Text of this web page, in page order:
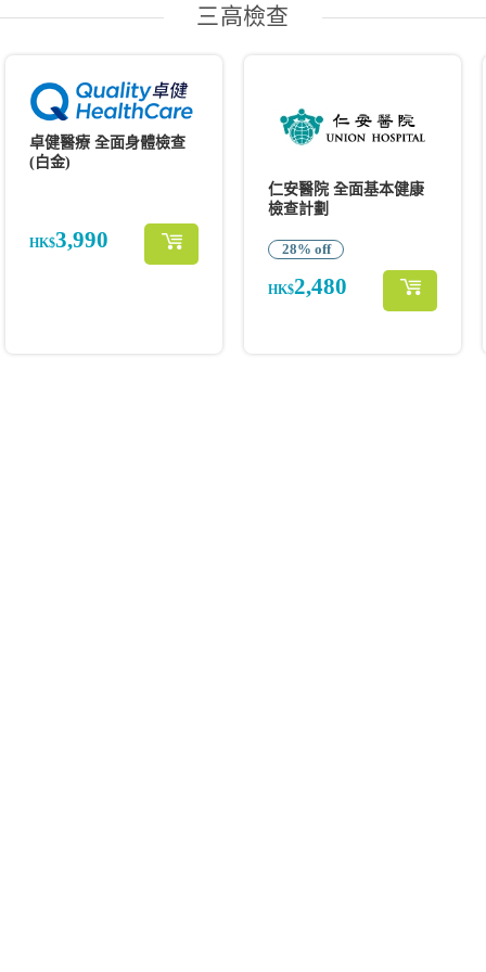
三高檢查
卓健醫療 全面身體檢查
(白金)
HK$3,990
仁安醫院 全面基本健康
檢查計劃
28% off
HK$2,480